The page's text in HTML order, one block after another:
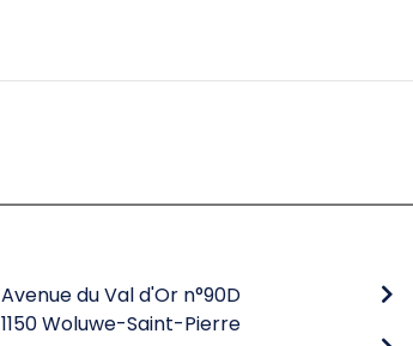
Avenue du Val d'Or n°90D
1150 Woluwe-Saint-Pierre